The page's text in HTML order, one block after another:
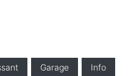
Garage Info